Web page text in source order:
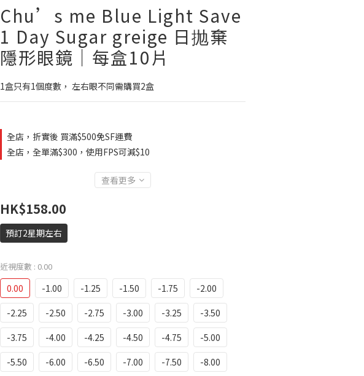
Chu’s me Blue Light Save
1 Day Sugar greige 日抛棄
隱形眼鏡｜每盒10片
1盒只有1個度數， 左右眼不同需購買2盒
全店，折實後 買滿$500免SF運費
全店，全單滿$300，使用FPS可減$10
查看更多
HK$158.00
預訂2星期左右
近視度數 : 0.00
0.00 -1.00 -1.25 -1.50 -1.75
-2.00
-2.25
-2.50 -2.75 -3.00 -3.25
-3.50
-3.75
-4.00 -4.25 -4.50 -4.75
-5.00
-5.50
-6.00 -6.50 -7.00 -7.50 -8.00